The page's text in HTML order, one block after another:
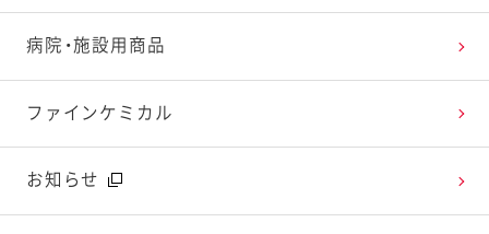
レシピ動画
今日のレシピギャラリー
深谷テラス ヤサイな仲間たちファーム
おたのしみコンテンツ
広告ギャラリー
お客様の声を活かしました
キユーピーウエルネス
病院・施設用商品
ファインケミカル
お知らせ